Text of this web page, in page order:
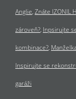
Anglie Znáte IZONIL
zároveň? Inpsirujte
kombinace?
Inspirujte se
garáži